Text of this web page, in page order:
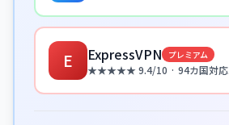
E ExpressVPN プレミアム
★★★★★ 9.4/10 · 94カ国対応